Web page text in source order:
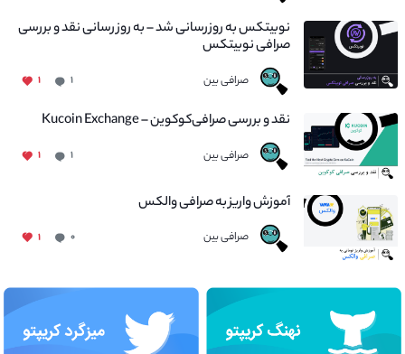
نوبیتکس به روزرسانی شد – به روز رسانی نقد و بررسی
صرافی نوبیتکس
صرافی بین ۱ ۱
نقد و بررسی صرافی‌کوکوین – Kucoin Exchange
صرافی بین ۱ ۱
آموزش واریز به صرافی والکس
صرافی بین ۰ ۱